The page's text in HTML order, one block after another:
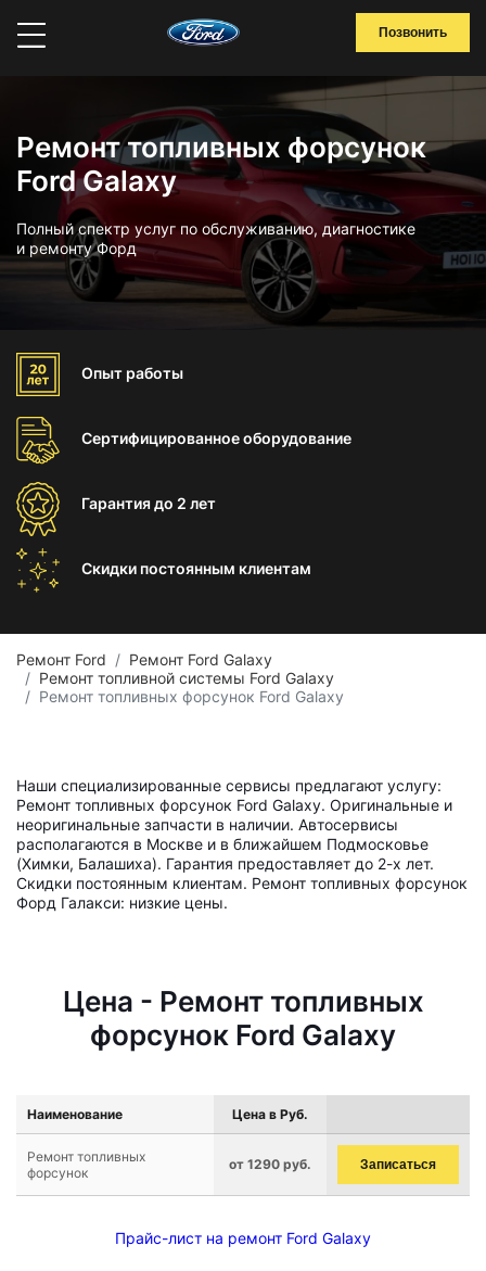
Позвонить
Ремонт топливных форсунок
Ford Galaxy
Полный спектр услуг по обслуживанию, диагностике
и ремонту Форд
Опыт работы
Сертифицированноеоборудование
Гарантиядо 2 лет
Скидки постоянным клиентам
Ремонт Ford
Ремонт Ford Galaxy
Ремонт топливной системы Ford Galaxy
Ремонт топливных форсунок Ford Galaxy
Наши специализированные сервисы предлагают услугу:
Ремонт топливных форсунок Ford Galaxy. Оригинальные и
неоригинальные запчасти в наличии. Автосервисы
располагаются в Москве и в ближайшем Подмосковье
(Химки, Балашиха). Гарантия предоставляет до 2-х лет.
Скидки постоянным клиентам. Ремонт топливных форсунок
Форд Галакси: низкие цены.
Цена - Ремонт топливных
форсунок Ford Galaxy
Наименование Цена в Руб.
Ремонт топливных
форсунок
от 1290 руб. Записаться
Прайс-лист на ремонт Ford Galaxy